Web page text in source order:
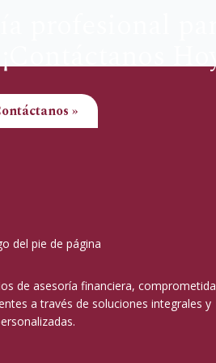
»
de asesoría financiera, comprometida
a través de soluciones integrales y